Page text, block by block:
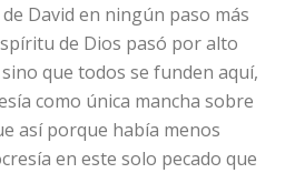
David en ningún paso más
de Dios pasó por alto
que todos se funden aquí,
como única mancha sobre
así porque había menos
en este solo pecado que